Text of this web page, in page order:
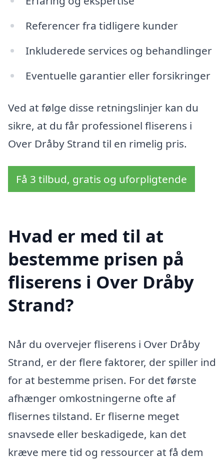
Referencer fra tidligere kunder
Inkluderede services og behandlinger
Eventuelle garantier eller forsikringer
Ved at følge disse retningslinjer kan du
sikre, at du får professionel fliserens i
Over Dråby Strand til en rimelig pris.
Få 3 tilbud, gratis og uforpligtende
Hvad er med til at
bestemme prisen på
fliserens i Over Dråby
Strand?
Når du overvejer fliserens i Over Dråby
Strand, er der flere faktorer, der spiller ind
for at bestemme prisen. For det første
afhænger omkostningerne ofte af
flisernes tilstand. Er fliserne meget
snavsede eller beskadigede, kan det
kræve mere tid og ressourcer at få dem